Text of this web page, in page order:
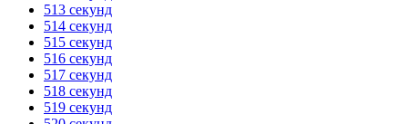
513 секунд
514 секунд
515 секунд
516 секунд
517 секунд
518 секунд
519 секунд